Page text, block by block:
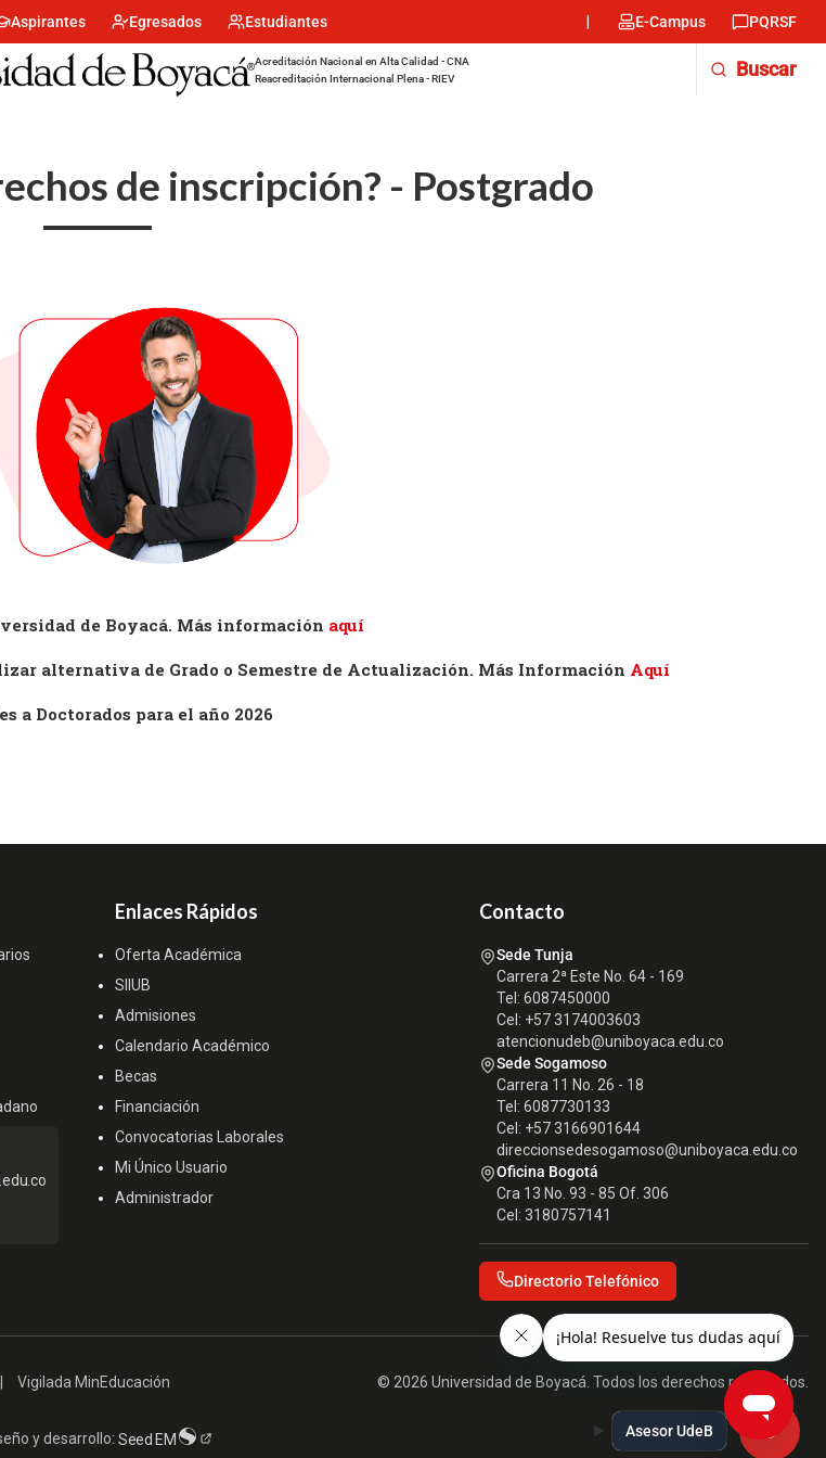
Aspirantes Egresados Estudiantes
Menu
encabezado
E-Campus PQRSF
Acreditación Nacional en Alta Calidad - CNA
Reacreditación Internacional Plena - RIEV
Buscar
de inscripción? - Postgrado
de Boyacá. Más información aquí
alternativa de Grado o Semestre de Actualización. Más Información Aquí
a Doctorados para el año 2026
Enlaces Rápidos
Oferta Académica
SIIUB
Admisiones
Calendario Académico
Becas
Financiación
Convocatorias Laborales
Mi Único Usuario
Administrador
Contacto
Sede Tunja
Carrera 2ª Este No. 64 - 169
Tel: 6087450000
Cel: +57 3174003603
atencionudeb@uniboyaca.edu.co
Sede Sogamoso
Carrera 11 No. 26 - 18
Tel: 6087730133
Cel: +57 3166901644
direccionsedesogamoso@uniboyaca.edu.co
Oficina Bogotá
Cra 13 No. 93 - 85 Of. 306
Cel: 3180757141
Directorio Telefónico
Vigilada MinEducación © 2026 Universidad de Boyacá. Todos los derechos reservados.
y desarrollo: Seed EM
Asesor UdeB